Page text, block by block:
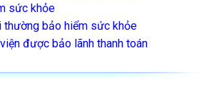
sức khỏe
thường bảo hiểm sức khỏe
được bảo lãnh thanh toán